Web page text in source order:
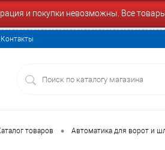
и покупки невозможны. Все
Контакты
товаров • Автоматика для ворот и